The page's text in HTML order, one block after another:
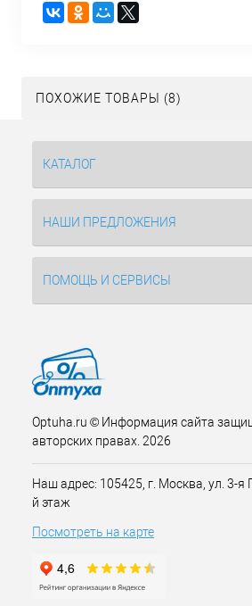
ПОХОЖИЕ ТОВАРЫ (8)
КАТАЛОГ
НАШИ ПРЕДЛОЖЕНИЯ
ПОМОЩЬ И СЕРВИСЫ
Optuha.ru © Информация сайта
авторских правах. 2026
Наш адрес: 105425, г. Москва, ул. 3-я
й этаж
Посмотреть на карте